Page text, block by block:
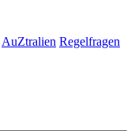
AuZtralien Regelfragen